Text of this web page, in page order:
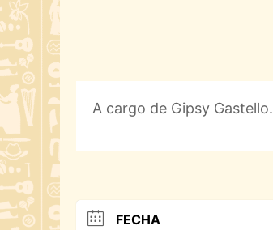
A cargo de Gipsy Gastello.
FECHA